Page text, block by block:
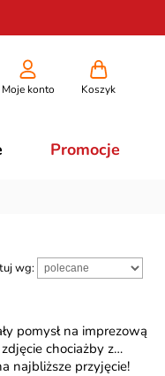
Moje konto Koszyk
Promocje
wg:
pomysł na imprezową
chociażby z…
najbliższe przyjęcie!